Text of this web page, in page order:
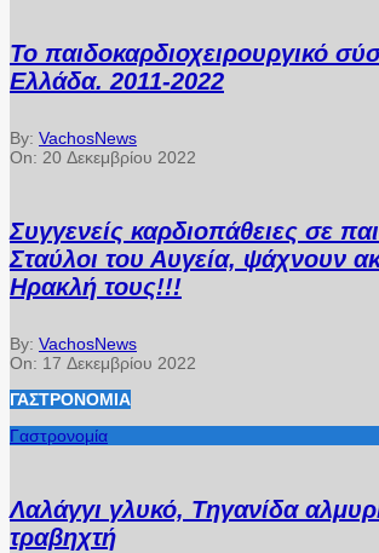
Το παιδοκαρδιοχειρουργικό
Ελλάδα. 2011-2022
By: VachosNews
On: 20 Δεκεμβρίου 2022
Συγγενείς καρδιοπάθειες σε
Σταύλοι του Αυγεία, ψάχνουν
Ηρακλή τους!!!
By: VachosNews
On: 17 Δεκεμβρίου 2022
ΓΑΣΤΡΟΝΟΜΊΑ
Γαστρονομία
Λαλάγγι γλυκό, Τηγανίδα
τραβηχτή